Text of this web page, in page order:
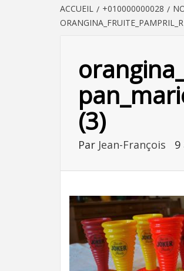
ACCUEIL +010000000028
(3)
Par Jean-François